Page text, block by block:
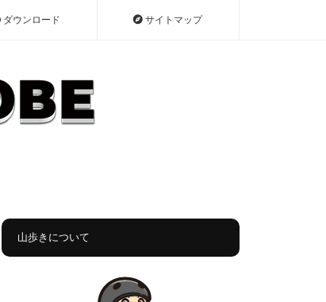
ダウンロード サイトマップ
山歩きについて